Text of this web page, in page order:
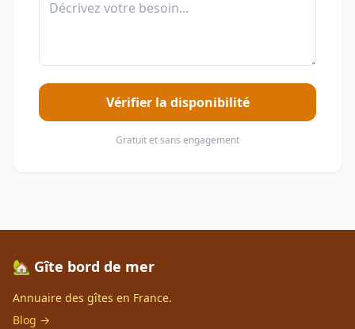
Vérifier la disponibilité
Gratuit et sans engagement
🏡 Gîte bord de mer
Annuaire des gîtes en France.
Blog →